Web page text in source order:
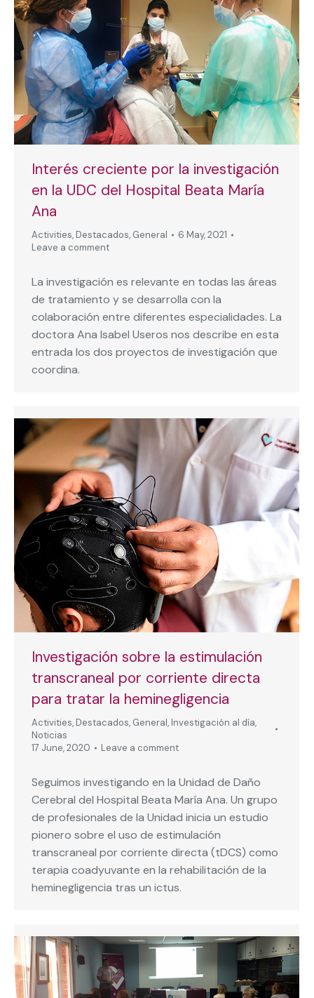
Interés creciente por la investigación
en la UDC del Hospital Beata María
Ana
Activities, Destacados, General
6 May, 2021
Leave a comment
La investigación es relevante en todas las áreas
de tratamiento y se desarrolla con la
colaboración entre diferentes especialidades. La
doctora Ana Isabel Useros nos describe en esta
entrada los dos proyectos de investigación que
coordina.
Investigación sobre la estimulación
transcraneal por corriente directa
para tratar la heminegligencia
Activities, Destacados, General, Investigación al día,
Noticias
17 June, 2020
Leave a comment
Seguimos investigando en la Unidad de Daño
Cerebral del Hospital Beata María Ana. Un grupo
de profesionales de la Unidad inicia un estudio
pionero sobre el uso de estimulación
transcraneal por corriente directa (tDCS) como
terapia coadyuvante en la rehabilitación de la
heminegligencia tras un ictus.